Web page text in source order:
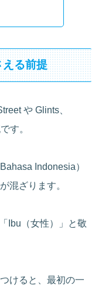
る前提
や Glints、
す。
Indonesia）
混ざります。
Ibu（女性）」と敬
けると、最初の一